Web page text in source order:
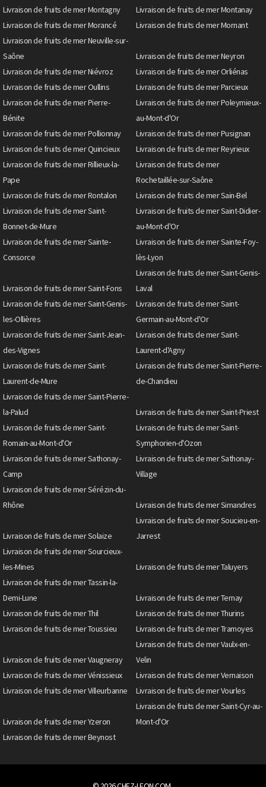
Livraison de fruits de mer Montagny
Livraison de fruits de mer Montanay
Livraison de fruits de mer Morancé
Livraison de fruits de mer Mornant
Livraison de fruits de mer Neuville-sur-
Saône
Livraison de fruits de mer Neyron
Livraison de fruits de mer Niévroz
Livraison de fruits de mer Orliénas
Livraison de fruits de mer Oullins
Livraison de fruits de mer Parcieux
Livraison de fruits de mer Pierre-
Bénite
Livraison de fruits de mer Poleymieux-
au-Mont-d'Or
Livraison de fruits de mer Pollionnay
Livraison de fruits de mer Pusignan
Livraison de fruits de mer Quincieux
Livraison de fruits de mer Reyrieux
Livraison de fruits de mer Rillieux-la-
Pape
Livraison de fruits de mer
Rochetaillée-sur-Saône
Livraison de fruits de mer Rontalon
Livraison de fruits de mer Sain-Bel
Livraison de fruits de mer Saint-
Bonnet-de-Mure
Livraison de fruits de mer Saint-Didier-
au-Mont-d'Or
Livraison de fruits de mer Sainte-
Consorce
Livraison de fruits de mer Sainte-Foy-
lès-Lyon
Livraison de fruits de mer Saint-Fons
Livraison de fruits de mer Saint-Genis-
Laval
Livraison de fruits de mer Saint-Genis-
les-Ollières
Livraison de fruits de mer Saint-
Germain-au-Mont-d'Or
Livraison de fruits de mer Saint-Jean-
des-Vignes
Livraison de fruits de mer Saint-
Laurent-d'Agny
Livraison de fruits de mer Saint-
Laurent-de-Mure
Livraison de fruits de mer Saint-Pierre-
de-Chandieu
Livraison de fruits de mer Saint-Pierre-
la-Palud
Livraison de fruits de mer Saint-Priest
Livraison de fruits de mer Saint-
Romain-au-Mont-d'Or
Livraison de fruits de mer Saint-
Symphorien-d'Ozon
Livraison de fruits de mer Sathonay-
Camp
Livraison de fruits de mer Sathonay-
Village
Livraison de fruits de mer Sérézin-du-
Rhône
Livraison de fruits de mer Simandres
Livraison de fruits de mer Solaize
Livraison de fruits de mer Soucieu-en-
Jarrest
Livraison de fruits de mer Sourcieux-
les-Mines
Livraison de fruits de mer Taluyers
Livraison de fruits de mer Tassin-la-
Demi-Lune
Livraison de fruits de mer Ternay
Livraison de fruits de mer Thil
Livraison de fruits de mer Thurins
Livraison de fruits de mer Toussieu
Livraison de fruits de mer Tramoyes
Livraison de fruits de mer Vaugneray
Livraison de fruits de mer Vaulx-en-
Velin
Livraison de fruits de mer Vénissieux
Livraison de fruits de mer Vernaison
Livraison de fruits de mer Villeurbanne
Livraison de fruits de mer Vourles
Livraison de fruits de mer Yzeron
Livraison de fruits de mer Saint-Cyr-au-
Mont-d'Or
Livraison de fruits de mer Beynost